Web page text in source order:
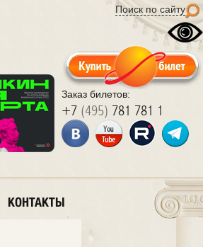
Поиск по сайту
Заказ билетов:
+7 (495) 781 781 1
КОНТАКТЫ